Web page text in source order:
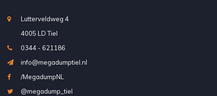
Lutterveldweg 4
4005 LD Tiel
0344 - 621186
info@megadumptiel.nl
/MegadumpNL
@megadump_tiel